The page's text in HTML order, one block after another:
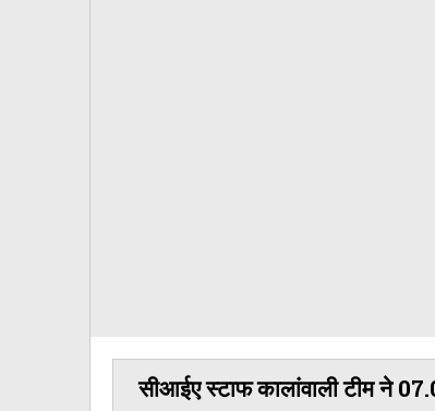
सीआईए स्टाफ कालांवाली टीम ने